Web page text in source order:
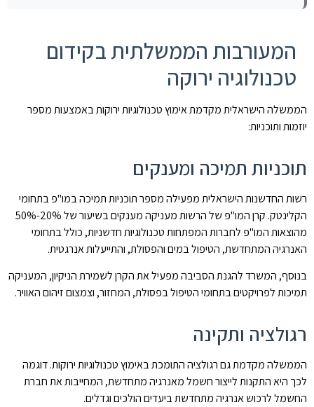
המעורבות הממשלתית בקידום
טכנולוגיה ירוקה
הממשלה הישראלית מקדמת אימוץ טכנולוגיות ירוקות באמצעות מספר
יוזמות ותוכניות:
תוכניות תמיכה ומענקים
רשות החדשנות הישראלית מפעילה מספר תוכניות תמיכה במו"פ בתחומי
הקלינטק. קרן המו"פ של הרשות מעניקה מענקים בשיעור של 20%-50%
מהוצאות המו"פ לחברות המפתחות טכנולוגיות חדשניות, כולל בתחומי
האנרגיה המתחדשת, הטיפול במים והפסולת, והתייעלות אנרגטית.
בנוסף, המשרד להגנת הסביבה מפעיל את הקרן לשמירת הניקיון, המעניקה
תמיכות לפרויקטים בתחומי הטיפול בפסולת, המחזור, וצמצום זיהום האוויר.
רגולציה ותקינה
הממשלה מקדמת גם רגולציה התומכת באימוץ טכנולוגיות ירוקות. דוגמה
לכך היא התקנות לייצור חשמל מאנרגיה מתחדשת, המחייבות את חברת
החשמל לרכוש אנרגיה מתחדשת ביעדים הולכים וגדלים.